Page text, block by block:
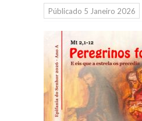
Públicado 5 Janeiro 2026